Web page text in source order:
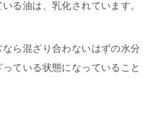
る油は、乳化されています。
ら混ざり合わないはずの水分
ている状態になっていること